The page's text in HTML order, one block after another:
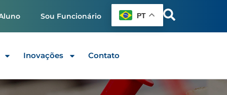
Sou Funcionário PT
Inovações Contato